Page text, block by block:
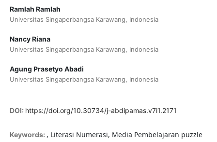
Ramlah Ramlah
Universitas Singaperbangsa Karawang, Indonesia
Nancy Riana
Universitas Singaperbangsa Karawang, Indonesia
Agung Prasetyo Abadi
Universitas Singaperbangsa Karawang, Indonesia
DOI: https://doi.org/10.30734/j-abdipamas.v7i1.2171
Keywords: , Literasi Numerasi, Media Pembelajaran puzzle